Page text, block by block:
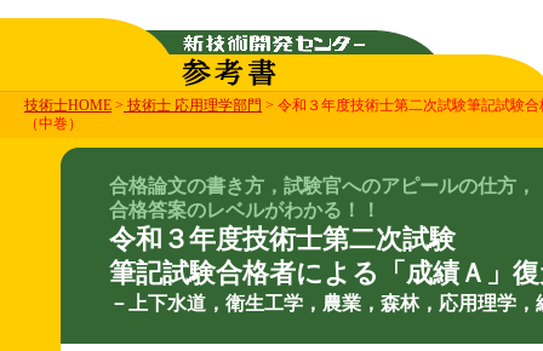
技術士HOME > 技術士 応用理学部門 > 令和３年度技術士第二次試験筆記試験
（中巻）
合格論文の書き方，試験官へのアピールの仕方，
合格答案のレベルがわかる！！
令和３年度技術士第二次試験
筆記試験合格者による「成績Ａ」
－上下水道，衛生工学，農業，森林，応用理学